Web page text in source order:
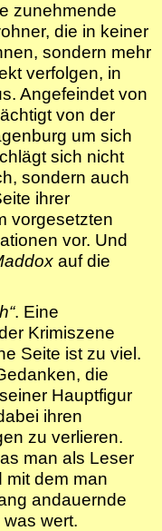
zunehmende
die in keiner
sondern mehr
verfolgen, in
Angefeindet von
von der
um sich
sich nicht
sondern auch
ihrer
vorgesetzten
vor. Und
auf die
. Eine
Krimiszene
Seite ist zu viel.
die
Hauptfigur
ihren
zu verlieren.
man als Leser
mit dem man
andauernde
wert.